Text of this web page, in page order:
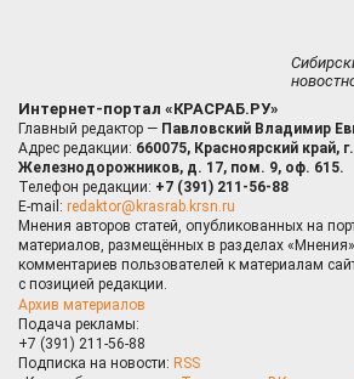
Интернет-портал «КРАСРАБ.РУ»
Главный редактор — Павловский Владимир
Адрес редакции: 660075, Красноярский край,
Железнодорожников, д. 17, пом. 9, оф. 615.
Телефон редакции: +7 (391) 211-56-88
E-mail: redaktor@krasrab.krsn.ru
Мнения авторов статей, опубликованных на
материалов, размещённых в разделах
комментариев пользователей к материалам
с позицией редакции.
Архив материалов
Подача рекламы:
+7 (391) 211-56-88
Подписка на новости: RSS